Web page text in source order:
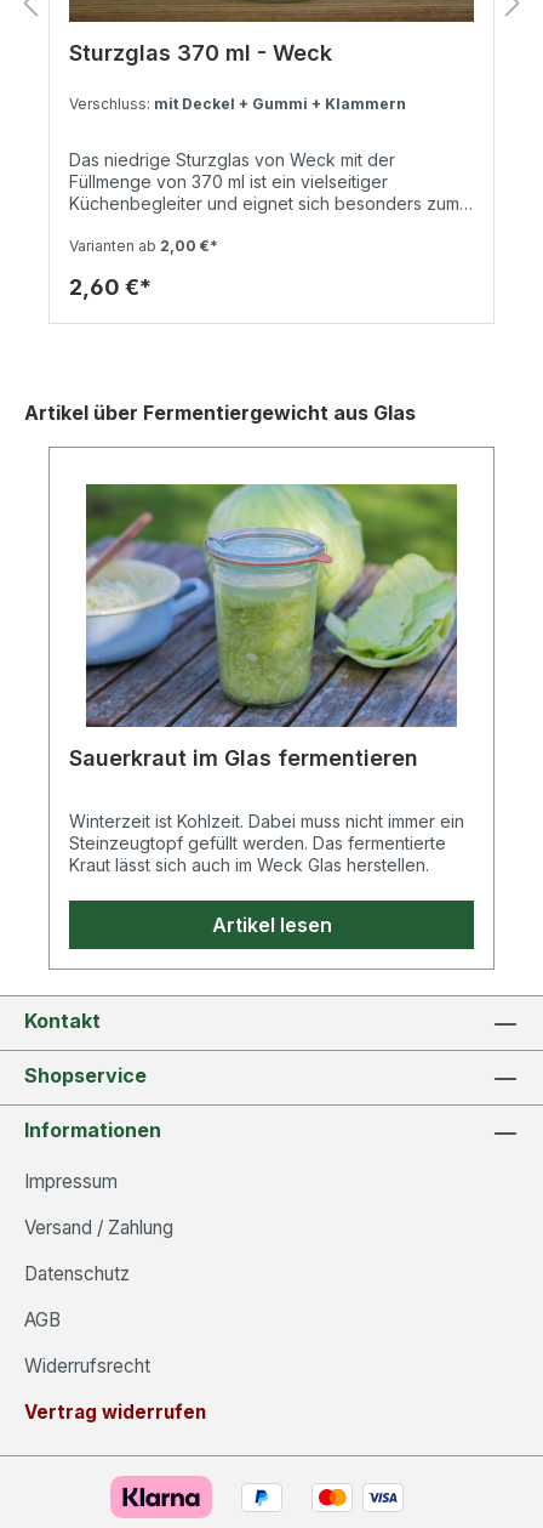
Sturzglas 370 ml - Weck
Verschluss: mit Deckel + Gummi + Klammern
Das niedrige Sturzglas von Weck mit der
Füllmenge von 370 ml ist ein vielseitiger
Küchenbegleiter und eignet sich besonders zum
Öffnung des Glases macht das dabei Befüllen zum
den frischen Geschmack des Sommers in Form
enthalten, sodass du sofort durchstarten kannst.
Maße: 12,5 x 11 x 8 cmGewicht: 0,37 kgLiter: 0,37
LiterFarbe: klarMaterial: GlasRundrand: RR100Mehr
Varianten ab 2,00 €*
2,60 €*
Artikel über Fermentiergewicht aus Glas
Sauerkraut im Glas fermentieren
Winterzeit ist Kohlzeit. Dabei muss nicht immer ein
Steinzeugtopf gefüllt werden. Das fermentierte
Kraut lässt sich auch im Weck Glas herstellen.
Artikel lesen
Kontakt
Shopservice
Informationen
Impressum
Versand / Zahlung
Datenschutz
AGB
Widerrufsrecht
Vertrag widerrufen